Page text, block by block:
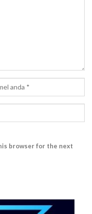
browser for the next